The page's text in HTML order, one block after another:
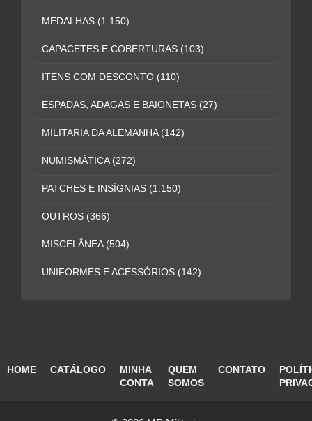
MEDALHAS (1.150)
CAPACETES E COBERTURAS (103)
ITENS COM DESCONTO (110)
ESPADAS, ADAGAS E BAIONETAS (27)
MILITARIA DA ALEMANHA (142)
NUMISMÁTICA (272)
PATCHES E INSÍGNIAS (1.150)
OUTROS (366)
MISCELÂNEA (504)
UNIFORMES E ACESSÓRIOS (142)
HOME CATÁLOGO
MINHA
CONTA
QUEM
SOMOS
CONTATO